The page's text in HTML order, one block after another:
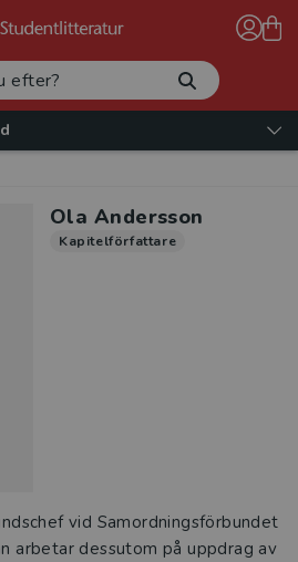
Ola Andersson
Kapitelförfattare
vid Samordningsförbundet
arbetar dessutom på uppdrag av